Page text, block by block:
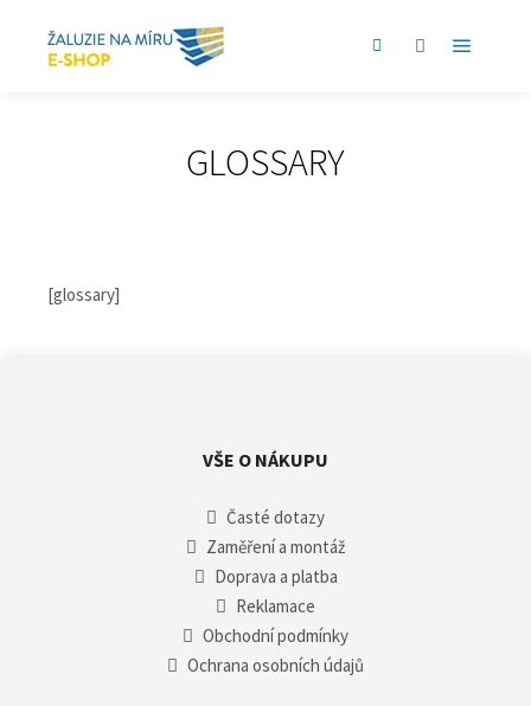
GLOSSARY
[glossary]
VŠE O NÁKUPU
Časté dotazy
Zaměření a montáž
Doprava a platba
Reklamace
Obchodní podmínky
Ochrana osobních údajů